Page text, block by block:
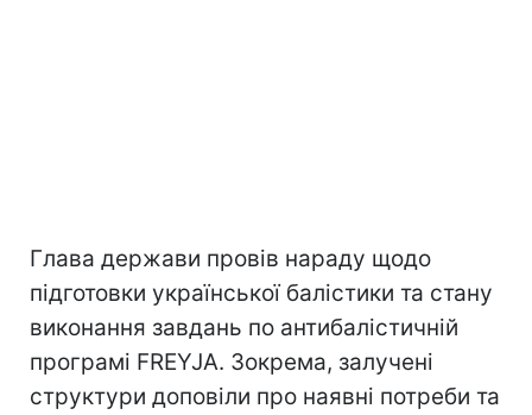
Глава держави провів нараду щодо
підготовки української балістики та стану
виконання завдань по антибалістичній
програмі FREYJA. Зокрема, залучені
структури доповіли про наявні потреби та